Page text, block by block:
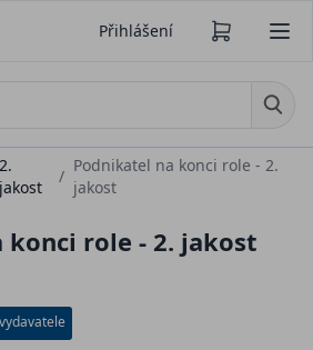
Přihlášení
2.
jakost
/
Podnikatel na konci role - 2.
jakost
konci role - 2. jakost